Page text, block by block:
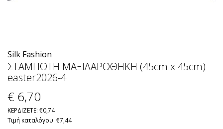
Silk Fashion
ΣΤΑΜΠΩΤΗ ΜΑΞΙΛΑΡΟΘΗΚΗ (45cm x 45cm)
easter2026-4
€ 6,70
ΚΕΡΔΙΖΕΤΕ: €0,74
Τιμή καταλόγου: €7,44